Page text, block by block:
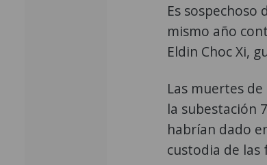
Es
mismo año
Eldin Choc Xi,
Las muertes
la subestación
habrían dado
custodia de las